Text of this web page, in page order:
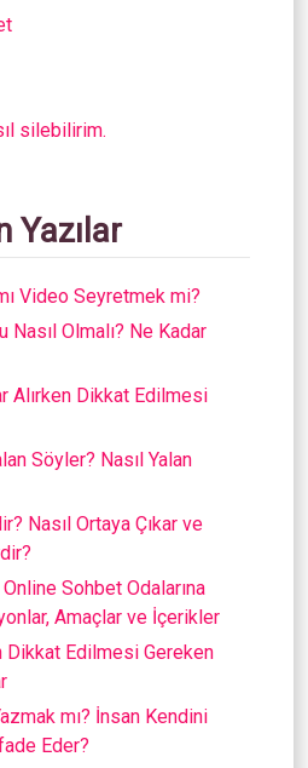
silebilirim.
Yazılar
Video Seyretmek mi?
Nasıl Olmalı? Ne Kadar
Alırken Dikkat Edilmesi
Söyler? Nasıl Yalan
Nasıl Ortaya Çıkar ve
Sohbet Odalarına
Amaçlar ve İçerikler
Dikkat Edilmesi Gereken
mı? İnsan Kendini
Eder?